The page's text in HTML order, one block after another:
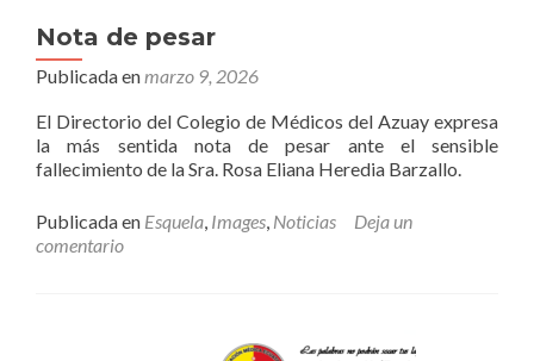
Nota de pesar
Publicada enmarzo 9, 2026
El Directorio del Colegio de Médicos del Azuay expresa
la más sentida nota de pesar ante el sensible
fallecimiento de la Sra. Rosa Eliana Heredia Barzallo.
Publicada en Esquela, Images, Noticias
Deja un
comentario